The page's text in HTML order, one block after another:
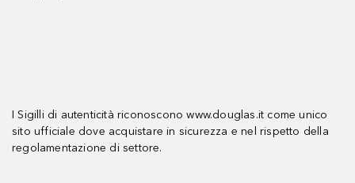
I Sigilli di autenticità riconoscono www.douglas.it come unico
sito ufficiale dove acquistare in sicurezza e nel rispetto della
regolamentazione di settore.